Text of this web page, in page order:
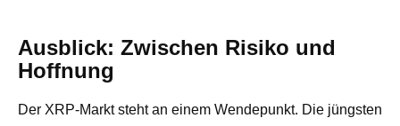
Ausblick: Zwischen Risiko und
Hoffnung
Der XRP-Markt steht an einem Wendepunkt. Die jüngsten